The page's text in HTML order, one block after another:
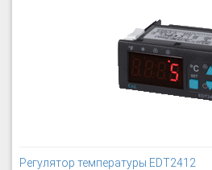
Регулятор температуры EDT2412